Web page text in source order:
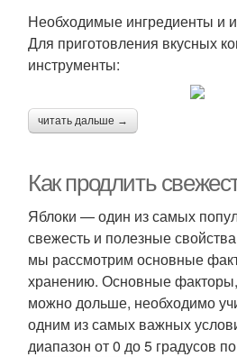
Необходимые ингредиенты и
Для приготовления вкусных
инструменты:
читать дальше →
Как продлить
Яблоки — один из самых
свежесть и полезные
мы рассмотрим основные
хранению. Основные факторы,
можно дольше, необходимо
одним из самых важных
диапазон от 0 до 5 градусов